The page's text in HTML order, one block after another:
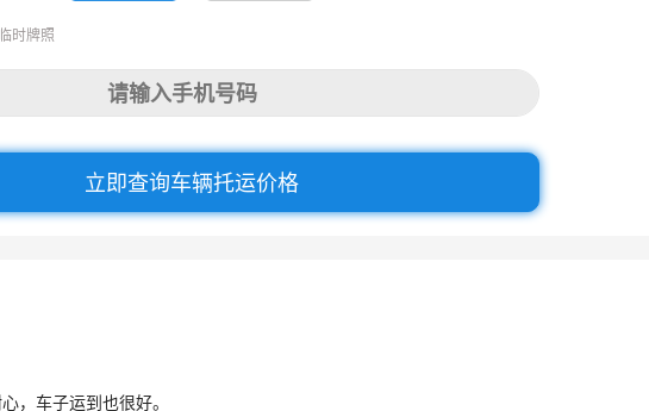
时牌照
立即查询车辆托运价格
，车子运到也很好。